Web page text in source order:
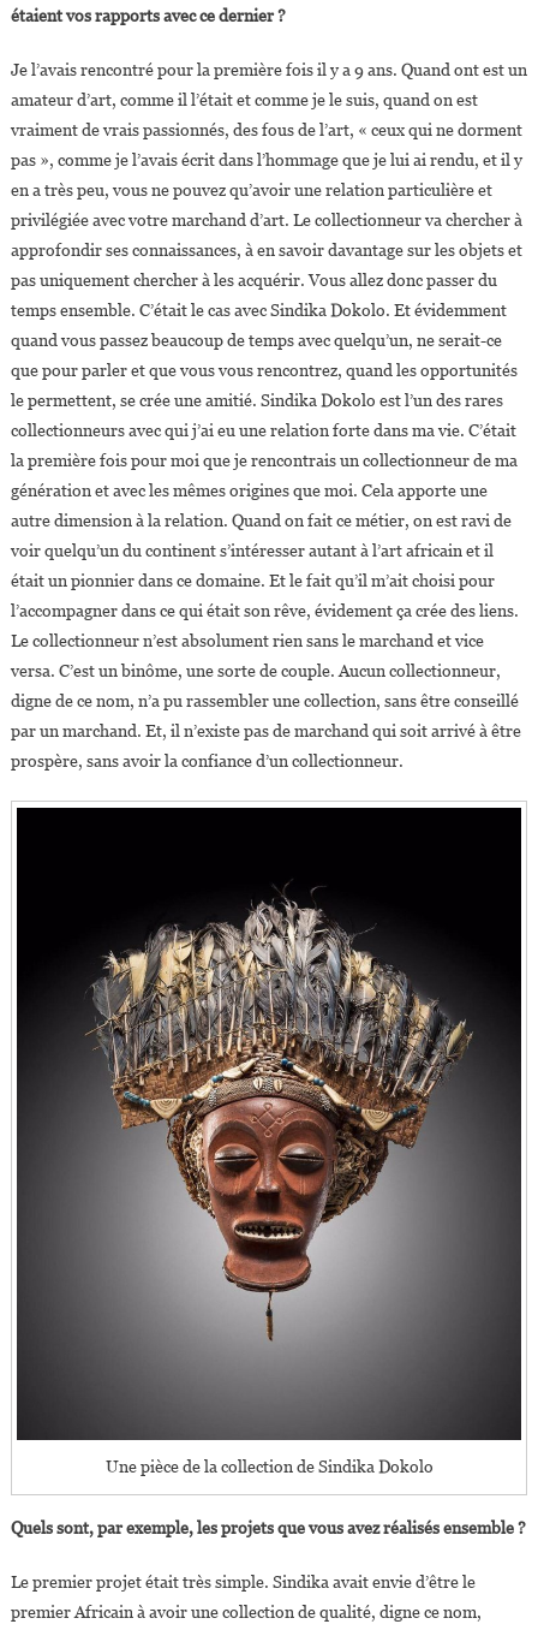
étaient vos rapports avec ce dernier ?
Je l’avais rencontré pour la première fois il y a 9 ans. Quand ont est un
amateur d’art, comme il l’était et comme je le suis, quand on est
vraiment de vrais passionnés, des fous de l’art, « ceux qui ne dorment
pas », comme je l’avais écrit dans l’hommage que je lui ai rendu, et il y
en a très peu, vous ne pouvez qu’avoir une relation particulière et
privilégiée avec votre marchand d’art. Le collectionneur va chercher à
approfondir ses connaissances, à en savoir davantage sur les objets et
pas uniquement chercher à les acquérir. Vous allez donc passer du
temps ensemble. C’était le cas avec Sindika Dokolo. Et évidemment
quand vous passez beaucoup de temps avec quelqu’un, ne serait-ce
que pour parler et que vous vous rencontrez, quand les opportunités
le permettent, se crée une amitié. Sindika Dokolo est l’un des rares
collectionneurs avec qui j’ai eu une relation forte dans ma vie. C’était
la première fois pour moi que je rencontrais un collectionneur de ma
génération et avec les mêmes origines que moi. Cela apporte une
autre dimension à la relation. Quand on fait ce métier, on est ravi de
voir quelqu’un du continent s’intéresser autant à l’art africain et il
était un pionnier dans ce domaine. Et le fait qu’il m’ait choisi pour
l’accompagner dans ce qui était son rêve, évidement ça crée des liens.
Le collectionneur n’est absolument rien sans le marchand et vice
versa. C’est un binôme, une sorte de couple. Aucun collectionneur,
digne de ce nom, n’a pu rassembler une collection, sans être conseillé
par un marchand. Et, il n’existe pas de marchand qui soit arrivé à être
prospère, sans avoir la confiance d’un collectionneur.
Une pièce de la collection de Sindika Dokolo
Quels sont, par exemple, les projets que vous avez réalisés ensemble ?
Le premier projet était très simple. Sindika avait envie d’être le
premier Africain à avoir une collection de qualité, digne ce nom,